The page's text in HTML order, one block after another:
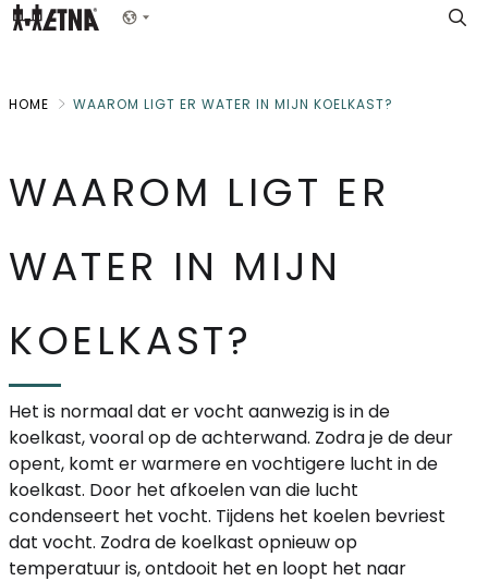
Skip
Show menu
HOME WAAROM LIGT ER WATER IN MIJN KOELKAST?
WAAROM LIGT ER
WATER IN MIJN
KOELKAST?
Het is normaal dat er vocht aanwezig is in de
koelkast, vooral op de achterwand. Zodra je de deur
opent, komt er warmere en vochtigere lucht in de
koelkast. Door het afkoelen van die lucht
condenseert het vocht. Tijdens het koelen bevriest
dat vocht. Zodra de koelkast opnieuw op
temperatuur is, ontdooit het en loopt het naar